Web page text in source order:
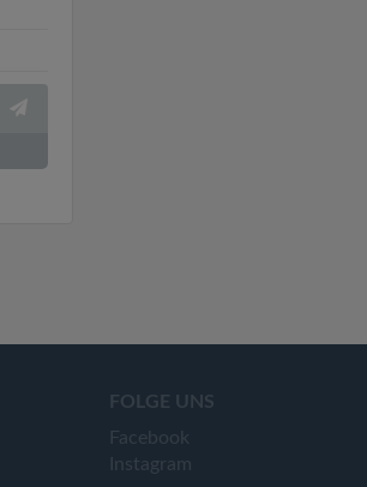
FOLGE UNS
Facebook
Instagram